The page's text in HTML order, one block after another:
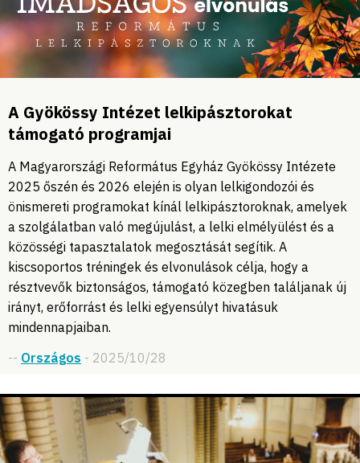
A Gyökössy Intézet lelkipásztorokat
támogató programjai
A Magyarországi Református Egyház Gyökössy Intézete
2025 őszén és 2026 elején is olyan lelkigondozói és
önismereti programokat kínál lelkipásztoroknak, amelyek
a szolgálatban való megújulást, a lelki elmélyülést és a
közösségi tapasztalatok megosztását segítik. A
kiscsoportos tréningek és elvonulások célja, hogy a
résztvevők biztonságos, támogató közegben találjanak új
irányt, erőforrást és lelki egyensúlyt hivatásuk
mindennapjaiban.
-- Országos - 2025/10/28